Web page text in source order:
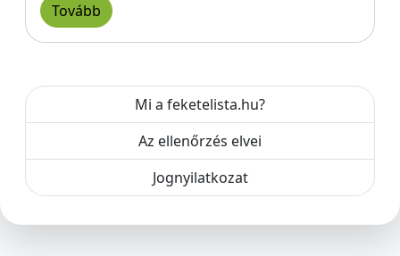
Tovább
Mi a feketelista.hu?
Az ellenőrzés elvei
Jognyilatkozat